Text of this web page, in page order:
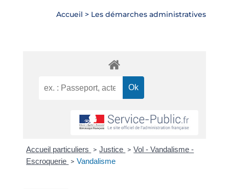
Accueil > Les démarches administratives
Accueil particuliers > Justice > Vol - Vandalisme -
Escroquerie > Vandalisme